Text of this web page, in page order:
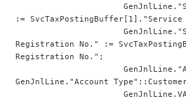
                      GenJnlLine."Service Tax Group Code"
:= SvcTaxPostingBuffer[1]."Service
                      GenJnlLine."Service Tax
Registration No." :=
Registration No.";
                      GenJnlLine."Account Type" :=
GenJnlLine."Account
                      GenJnlLine.VALIDATE("Account